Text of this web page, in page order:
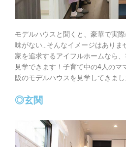
モデルハウスと聞くと、豪華で実
味がない…そんなイメージはありま
家を追求するアイフルホームなら
見学できます！子育て中の4人のマ
阪のモデルハウスを見学してきまし
◎玄関